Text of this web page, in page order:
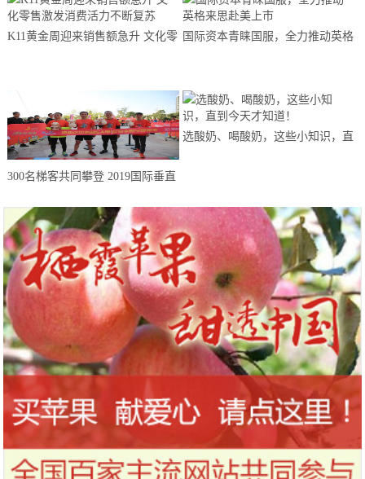
K11黄金周迎来销售额急升 文化零
国际资本青睐国服，全力推动英格
300名梯客共同攀登 2019国际垂直
站欢乐开跑
选酸奶、喝酸奶，这些小知识，直